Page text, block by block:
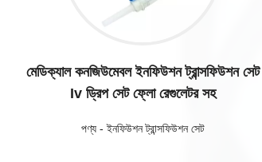
মেডিক্যাল কনজিউমেবল ইনফিউশন ট্রান্সফিউশন সেট
Iv ড্রিপ সেট ফ্লো রেগুলেটর সহ
পণ্য-ইনফিউশন ট্রান্সফিউশন সেট